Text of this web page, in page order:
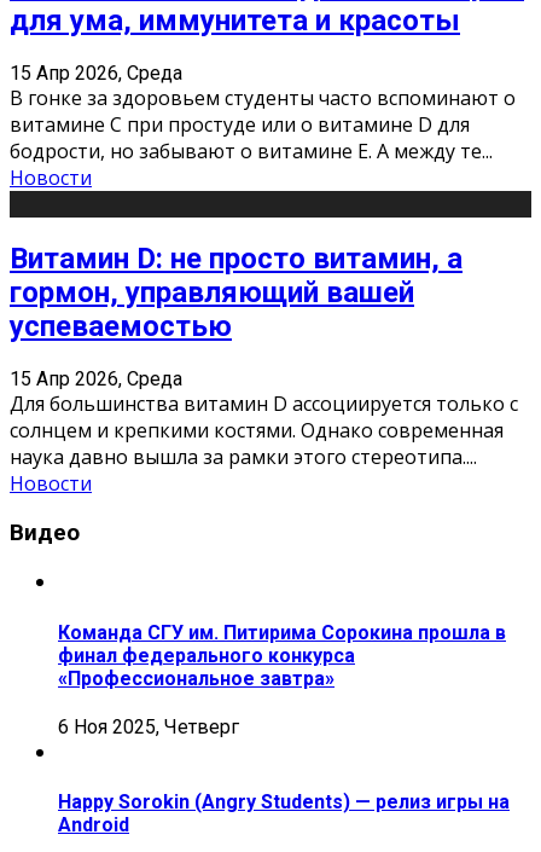
для ума, иммунитета и красоты
15 Апр 2026, Среда
В гонке за здоровьем студенты часто вспоминают о
витамине С при простуде или о витамине D для
бодрости, но забывают о витамине Е. А между те...
Новости
Витамин D: не просто витамин, а
гормон, управляющий вашей
успеваемостью
15 Апр 2026, Среда
Для большинства витамин D ассоциируется только с
солнцем и крепкими костями. Однако современная
наука давно вышла за рамки этого стереотипа....
Новости
Видео
Команда СГУ им. Питирима Сорокина прошла в
финал федерального конкурса
«Профессиональное завтра»
6 Ноя 2025, Четверг
Happy Sorokin (Angry Students) — релиз игры на
Android